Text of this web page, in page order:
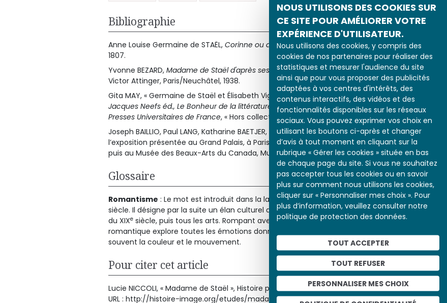
NOUS UTILISONS DES COOKIES SUR
CE SITE POUR AMÉLIORER VOTRE
EXPÉRIENCE D'UTILISATEUR.
Nous utilisons des cookies, y compris des
cookies de nos partenaires pour réaliser des
statistiques et mesurer l'audience du site
ainsi que pour vous proposer des publicités
adaptées à vos centres d'intérêts, des
contenus interactifs, des vidéos et des
fonctionnalités disponibles sur les réseaux
sociaux. Vous pouvez exprimer vos choix en
utilisant les boutons ci-après et changer
d’avis à tout moment en cliquant sur la
rubrique « Gérer les cookies » située en bas
de chaque page du site. Si vous ne souhaitez
pas accepter tous les cookies ou en savoir
plus sur comment nous utilisons les cookies,
cliquer sur « Personnaliser mes choix ». Pour
plus d’information, veuillez consulter notre
politique de protection des données.
TOUT ACCEPTER
TOUT REFUSER
PERSONNALISER MES CHOIX
Bibliographie
Anne Louise Germaine de STAËL, Corinne ou de l’Italie, Librairie stéréotipe H. Nicolle, Paris,
1807.
Yvonne BEZARD, Madame de Staël d'après ses portraits, Société des études staëliennes,
Victor Attinger, Paris/Neuchâtel, 1938.
Gita MAY, « Germaine de Staël et Élisabeth Vigée Le Brun devant la postérité » dans :
Jacques Neefs éd., Le Bonheur de la littérature. Variations critiques pour Béatrice Didier,
Presses Universitaires de France, « Hors collection », Paris, 2005, p. 367-374.
Joseph BAILLIO, Paul LANG, Katharine BAETJER,
Elisabeth Louise Vigée Le Brun, catalogue de
l’exposition présentée au Grand Palais, à Paris, au Metropolitan Museum of Art de New York,
puis au Musée des Beaux-Arts du Canada, Musée des beaux-arts du Canada, Ottawa, 2016.
Glossaire
Romantisme : Le mot est introduit dans la langue française par Rousseau à la fin du XVIIIe
siècle. Il désigne par la suite un élan culturel qui traverse la littérature européenne au début
du XIXe siècle, puis tous les arts. Rompant avec les règles classiques, la génération
romantique explore toutes les émotions données par de nouveaux sujets, en privilégiant
souvent la couleur et le mouvement.
Pour citer cet article
Lucie NICCOLI, « Madame de Staël », Histoire par l'image [en ligne], consulté le 07/08/2026.
URL : http://histoire-image.org/etudes/madame-stael